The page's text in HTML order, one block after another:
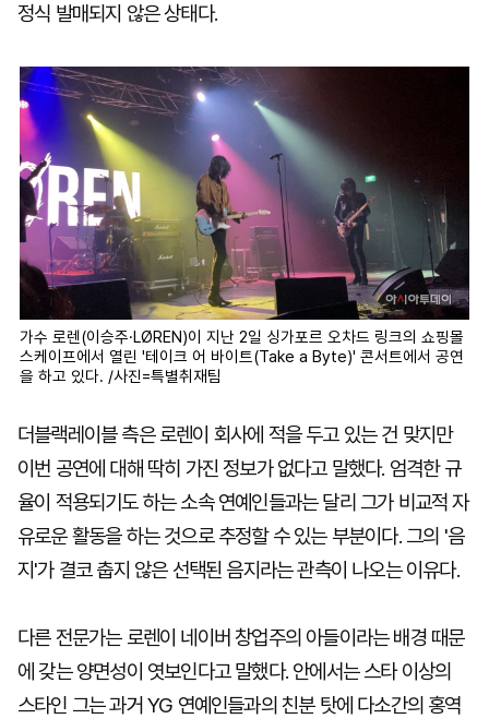
정식 발매되지 않은 상태다.
가수 로렌(이승주·LØREN)이 지난 2일 싱가포르 오차드 링크의 쇼핑몰
스케이프에서 열린 '테이크 어 바이트(Take a Byte)' 콘서트에서 공연
을 하고 있다. /사진=특별취재팀
더블랙레이블 측은 로렌이 회사에 적을 두고 있는 건 맞지만
이번 공연에 대해 딱히 가진 정보가 없다고 말했다. 엄격한 규
율이 적용되기도 하는 소속 연예인들과는 달리 그가 비교적 자
유로운 활동을 하는 것으로 추정할 수 있는 부분이다. 그의 '음
지'가 결코 춥지 않은 선택된 음지라는 관측이 나오는 이유다.
다른 전문가는 로렌이 네이버 창업주의 아들이라는 배경 때문
에 갖는 양면성이 엿보인다고 말했다. 안에서는 스타 이상의
스타인 그는 과거 YG 연예인들과의 친분 탓에 다소간의 홍역